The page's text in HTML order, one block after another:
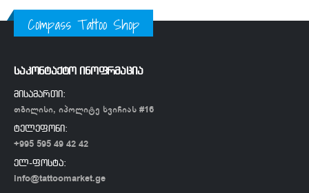
Compass Tattoo Shop
საკონტაქტო ინოფრმაცია
მისამართი:
თბილისი, იპოლიტე ხვიჩიას #16
ტელეფონი:
+995 595 49 42 42
ელ-ფოსტა:
info@tattoomarket.ge